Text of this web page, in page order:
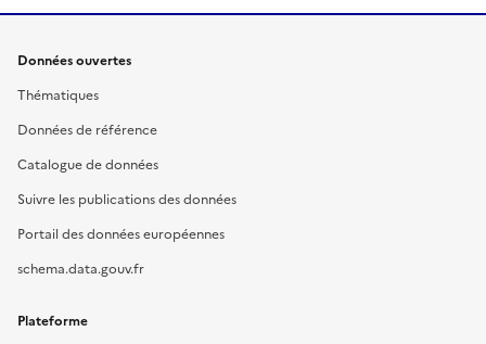
Données ouvertes
Thématiques
Données de référence
Catalogue de données
Suivre les publications des données
Portail des données européennes
schema.data.gouv.fr
Plateforme